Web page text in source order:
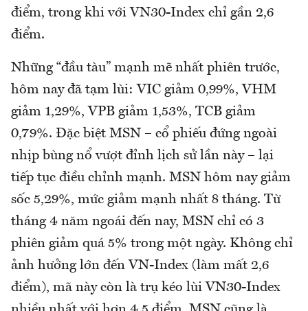
điểm, trong khi với VN30-Index chỉ gần 2,6
điểm.
Những “đầu tàu” mạnh mẽ nhất phiên trước,
hôm nay đã tạm lùi: VIC giảm 0,99%, VHM
giảm 1,29%, VPB giảm 1,53%, TCB giảm
0,79%. Đặc biệt MSN – cổ phiếu đứng ngoài
nhịp bùng nổ vượt đỉnh lịch sử lần này – lại
tiếp tục điều chỉnh mạnh. MSN hôm nay giảm
sốc 5,29%, mức giảm mạnh nhất 8 tháng. Từ
tháng 4 năm ngoái đến nay, MSN chỉ có 3
phiên giảm quá 5% trong một ngày. Không chỉ
ảnh hưởng lớn đến VN-Index (làm mất 2,6
điểm), mã này còn là trụ kéo lùi VN30-Index